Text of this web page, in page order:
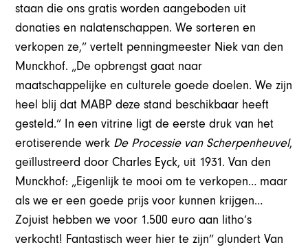
staan die ons gratis worden aangeboden uit
donaties en nalatenschappen. We sorteren en
verkopen ze,” vertelt penningmeester Niek van den
Munckhof. „De opbrengst gaat naar
maatschappelijke en culturele goede doelen. We zijn
heel blij dat MABP deze stand beschikbaar heeft
gesteld.” In een vitrine ligt de eerste druk van het
erotiserende werk De Processie van Scherpenheuvel,
geïllustreerd door Charles Eyck, uit 1931. Van den
Munckhof: „Eigenlijk te mooi om te verkopen… maar
als we er een goede prijs voor kunnen krijgen…
Zojuist hebben we voor 1.500 euro aan litho’s
verkocht! Fantastisch weer hier te zijn” glundert Van